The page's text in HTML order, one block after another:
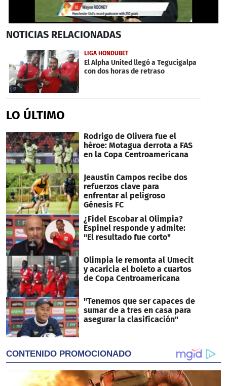
seconds
seconds
NOTICIAS RELACIONADAS
LIGA HONDUBET
El Alpha United llegó a Tegucigalpa
con dos horas de retraso
LO ÚLTIMO
Rodrigo de Olivera fue el
héroe: Motagua derrota a FAS
en la Copa Centroamericana
Jeaustin Campos recibe dos
refuerzos clave para
enfrentar al peligroso
Génesis FC
¿Fidel Escobar al Olimpia?
Espinel responde y admite:
"El resultado fue corto"
Olimpia le remonta al Umecit
y acaricia el boleto a cuartos
de Copa Centroamericana
"Tenemos que ser capaces de
sumar de a tres en casa para
asegurar la clasificación"